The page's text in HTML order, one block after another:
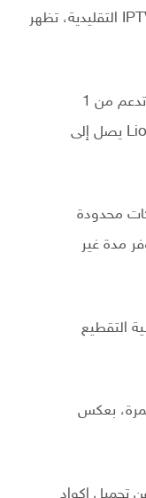
عند مقارنة اكواد Lion OTT بسيرفرات IPTV التقليدية، تظهر
معظم السيرفرات تدعم من 1
إلى 5 متصلين فقط، بينما Lion OTT يصل إلى
محدودة
مدة غير
التقطيع
بعكس
تحميل اكواد